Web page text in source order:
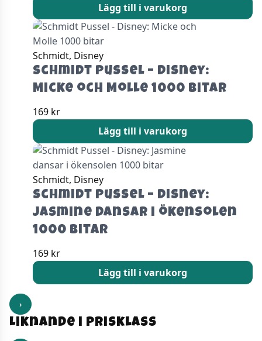
Lägg till i varukorg
Schmidt, Disney
Schmidt Pussel – Disney:
Micke och Molle 1000 bitar
169 kr
Lägg till i varukorg
Schmidt, Disney
Schmidt Pussel – Disney:
Jasmine dansar i ökensolen
1000 bitar
169 kr
Lägg till i varukorg
›
Liknande i prisklass